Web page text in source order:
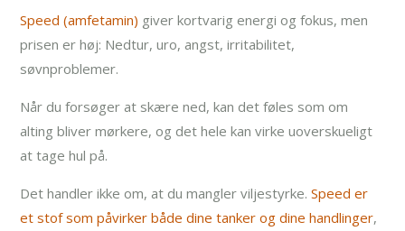
Speed (amfetamin) giver kortvarig energi og fokus, men
prisen er høj: Nedtur, uro, angst, irritabilitet,
søvnproblemer.
Når du forsøger at skære ned, kan det føles som om
alting bliver mørkere, og det hele kan virke uoverskueligt
at tage hul på.
Det handler ikke om, at du mangler viljestyrke.Speed er
et stof som påvirker både dine tanker og dine handlinger,